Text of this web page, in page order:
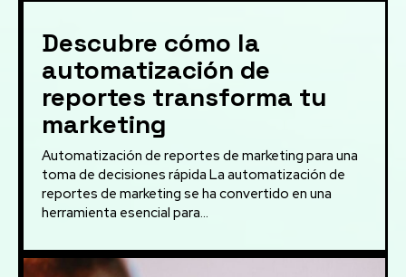
Descubre cómo la
automatización de
reportes transforma tu
marketing
Automatización de reportes de marketing para una
toma de decisiones rápida La automatización de
reportes de marketing se ha convertido en una
herramienta esencial para...